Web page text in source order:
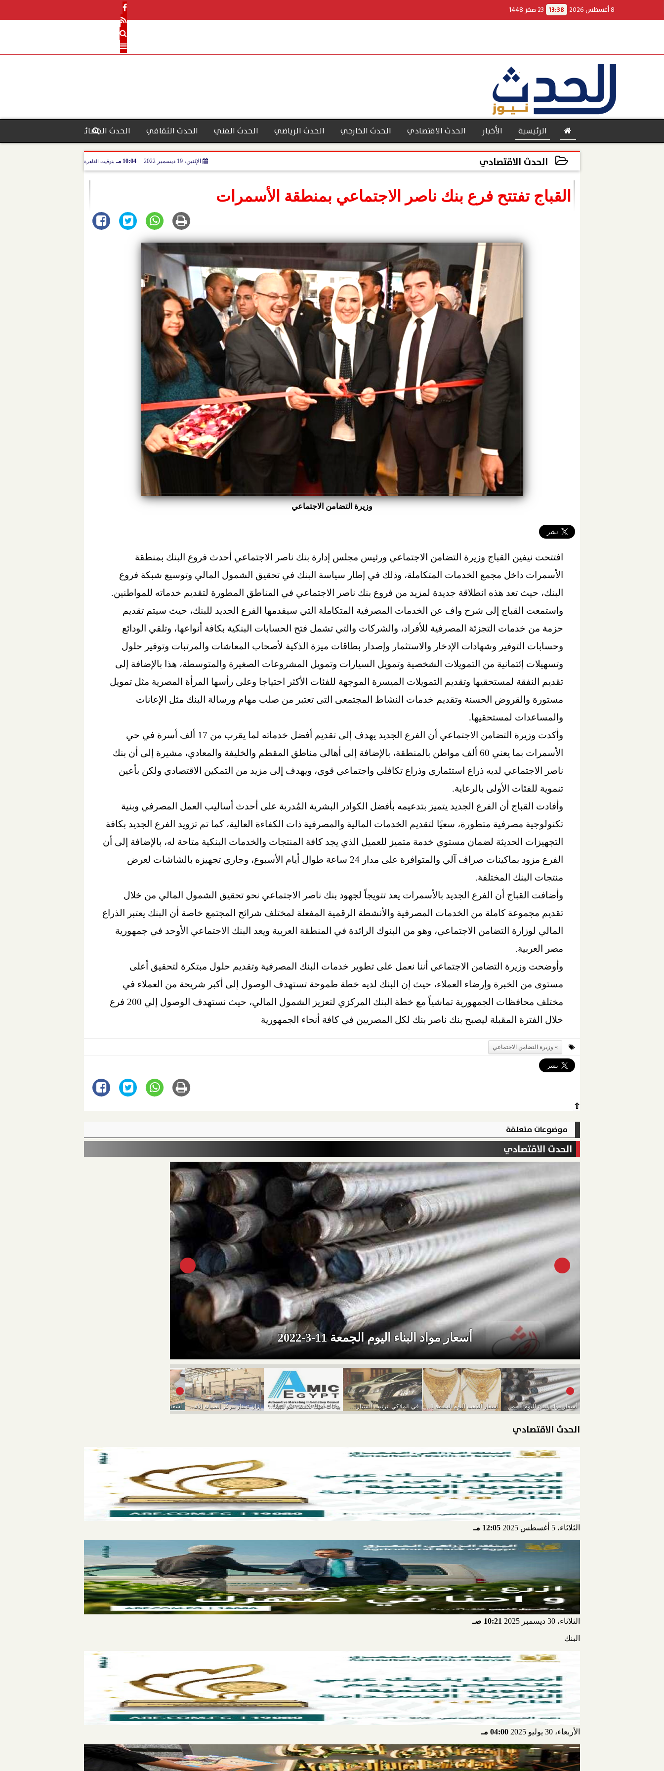
8 أغسطس 2026 13:38 23 صفر 1448
الرئيسية الأخبار الحدث الاقتصادي
بنوك
الحدث الخارجي الحدث الرياضي الحدث الفني الحدث الثقافي الحدث القضائي
الحدث الاقتصادي الإثنين، 19 ديسمبر 2022 10:04 مـ بتوقيت القاهرة
القباج تفتتح فرع بنك ناصر الاجتماعي بمنطقة الأسمرات
وزيرة التضامن الاجتماعي
افتتحت نيفين القباج وزيرة التضامن الاجتماعي ورئيس مجلس إدارة بنك ناصر الاجتماعي أحدث فروع البنك بمنطقة
الأسمرات داخل مجمع الخدمات المتكاملة، وذلك في إطار سياسة البنك في تحقيق الشمول المالي وتوسيع شبكة فروع
البنك، حيث تعد هذه انطلاقة جديدة لمزيد من فروع بنك ناصر الاجتماعي في المناطق المطورة لتقديم خدماته للمواطنين.
واستمعت القباج إلى شرح واف عن الخدمات المصرفية المتكاملة التي سيقدمها الفرع الجديد للبنك، حيث سيتم تقديم
حزمة من خدمات التجزئة المصرفية للأفراد، والشركات والتي تشمل فتح الحسابات البنكية بكافة أنواعها، وتلقي الودائع
وحسابات التوفير وشهادات الإدخار والاستثمار وإصدار بطاقات ميزة الذكية لأصحاب المعاشات والمرتبات وتوفير حلول
وتسهيلات إئتمانية من التمويلات الشخصية وتمويل السيارات وتمويل المشروعات الصغيرة والمتوسطة، هذا بالإضافة إلى
تقديم النفقة لمستحقيها وتقديم التمويلات الميسرة الموجهة للفئات الأكثر احتياجا وعلى رأسها المرأة المصرية مثل تمويل
مستورة والقروض الحسنة وتقديم خدمات النشاط المجتمعى التى تعتبر من صلب مهام ورسالة البنك مثل الإعانات
والمساعدات لمستحقيها.
وأكدت وزيرة التضامن الاجتماعي أن الفرع الجديد يهدف إلى تقديم أفضل خدماته لما يقرب من 17 ألف أسرة في حي
الأسمرات بما يعني 60 ألف مواطن بالمنطقة، بالإضافة إلى أهالى مناطق المقطم والخليفة والمعادي، مشيرة إلى أن بنك
ناصر الاجتماعي لديه ذراع استثماري وذراع تكافلي واجتماعي قوي، ويهدف إلى مزيد من التمكين الاقتصادي ولكن بأعين
تنموية للفئات الأولى بالرعاية.
وأفادت القباج أن الفرع الجديد يتميز بتدعيمه بأفضل الكوادر البشرية المُدربة على أحدث أساليب العمل المصرفي وبنية
تكنولوجية مصرفية متطورة، سعيًا لتقديم الخدمات المالية والمصرفية ذات الكفاءة العالية، كما تم تزويد الفرع الجديد بكافة
التجهيزات الحديثة لضمان مستوي خدمة متميز للعميل الذي يجد كافة المنتجات والخدمات البنكية متاحة له، بالإضافة إلى أن
الفرع مزود بماكينات صراف آلي والمتوافرة على مدار 24 ساعة طوال أيام الأسبوع، وجاري تجهيزه بالشاشات لعرض
منتجات البنك المختلفة.
وأضافت القباج أن الفرع الجديد بالأسمرات يعد تتويجاً لجهود بنك ناصر الاجتماعي نحو تحقيق الشمول المالي من خلال
تقديم مجموعة كاملة من الخدمات المصرفية والأنشطة الرقمية المفعلة لمختلف شرائح المجتمع خاصة أن البنك يعتبر الذراع
المالي لوزارة التضامن الاجتماعي، وهو من البنوك الرائدة في المنطقة العربية ويعد البنك الاجتماعي الأوحد في جمهورية
مصر العربية.
وأوضحت وزيرة التضامن الاجتماعي أننا نعمل على تطوير خدمات البنك المصرفية وتقديم حلول مبتكرة لتحقيق أعلى
مستوى من الخبرة وإرضاء العملاء، حيث إن البنك لديه خطة طموحة تستهدف الوصول إلى أكبر شريحة من العملاء في
مختلف محافظات الجمهورية تماشياً مع خطة البنك المركزي لتعزيز الشمول المالي، حيث نستهدف الوصول إلي 200 فرع
خلال الفترة المقبلة ليصبح بنك ناصر بنك لكل المصريين في كافة أنحاء الجمهورية
وزيرة التضامن الاجتماعي
⇧
موضوعات متعلقة
الحدث الاقتصادي
أسعار مواد البناء اليوم الجمعة 11-3-2022
أسعار مواد البناء اليوم الجمعة 11-3-2022 أسعار الذهب اليوم الجمعة 11-3-2022 في الملاكي..ترتيب السيارات الأكثر مبيعًا في يناير 2022 بيانات أميك تكشف نمو مبيعات السيارات خلال يناير... إزاي تختار مركز الصيانة الأفضل عشان ما تدفعش...
الحدث الاقتصادي
الثلاثاء، 5 أغسطس 2025 12:05 مـ
الثلاثاء، 30 ديسمبر 2025 10:21 صـ
البنك
الأربعاء، 30 يوليو 2025 04:00 مـ